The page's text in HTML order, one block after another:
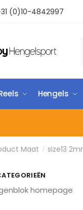
(0)10-4842997
Hengels
Maat / size13
homepage